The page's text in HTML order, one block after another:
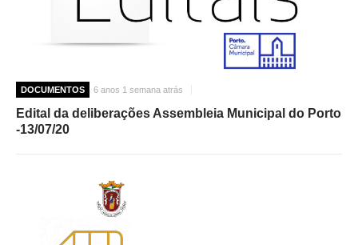
DOCUMENTOS 6 anos 1 semana atrás
Edital da deliberações Assembleia Municipal do Porto
-13/07/20